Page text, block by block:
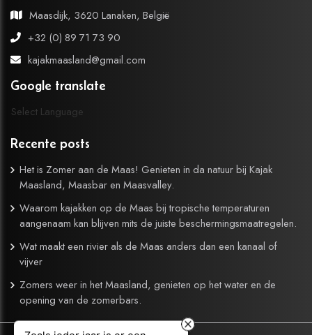
Maasdijk, 3620 Lanaken, België
+32 (0) 89 71 73 90
kajakmaasland@gmail.com
Google translate
Select Language
Recente posts
Het is Zomer aan de Maas! Genieten in da natuur bij Kajak
Maasland, Maasbar en Maasvalley.
Waarom kajakken op de Maas bij tropische temperaturen
aangenaam kan blijven mits de juiste beschermingsmaatregelen.
Wat maakt een rivier als de Maas anders dan een kanaal of
vijver
Zomers weer in het Maasland, genieten op het water en de
opening van de zomerbars.